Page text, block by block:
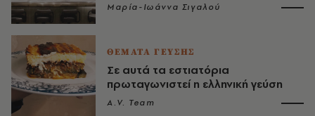
Μαρία-Ιωάννα Σιγαλού
ΘΕΜΑΤΑ ΓΕΥΣΗΣ
Σε αυτά τα εστιατόρια
πρωταγωνιστεί η ελληνική γεύση
A.V. Team